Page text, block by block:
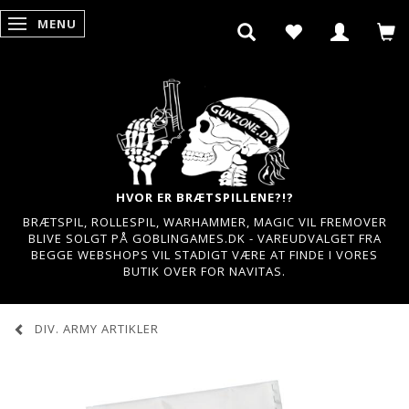
SKIFTE NAVIGATION
MENU
HVOR ER BRÆTSPILLENE?!?
BRÆTSPIL, ROLLESPIL, WARHAMMER, MAGIC VIL FREMOVER
BLIVE SOLGT PÅ GOBLINGAMES.DK - VAREUDVALGET FRA
BEGGE WEBSHOPS VIL STADIGT VÆRE AT FINDE I VORES
BUTIK OVER FOR NAVITAS.
DIV. ARMY ARTIKLER